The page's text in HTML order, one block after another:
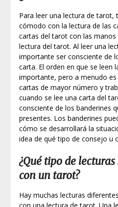
Para leer una lectura de tarot,
cómodo con la lectura de las
cartas del tarot con las
lectura del tarot. Al leer una
importante ser consciente de
carta. El orden en que se leen
importante, pero a menudo
cartas de mayor número y
cuando se lee una carta del
consciente de los banderines
presentes. Los banderines
cómo se desarrollará la
idea de qué tipo de consejo u
¿Qué tipo de
con un tarot?
Hay muchas lecturas